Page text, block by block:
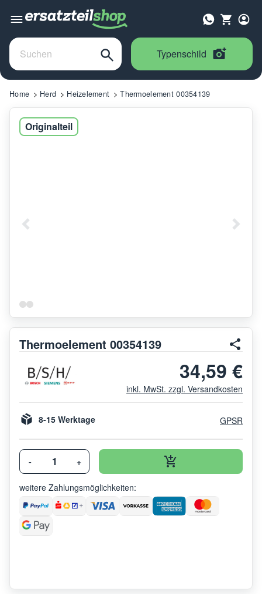
Typenschild
Home Herd Heizelement Thermoelement 00354139
Originalteil
Thermoelement 00354139
34,59 €
inkl. MwSt. zzgl. Versandkosten
8-15 Werktage GPSR
- +
weitere Zahlungsmöglichkeiten: